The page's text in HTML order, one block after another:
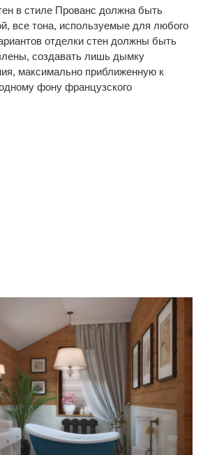
в стиле Прованс должна быть
все тона, используемые для любого
отделки стен должны быть
создавать лишь дымку
максимально приближенную к
фону французского